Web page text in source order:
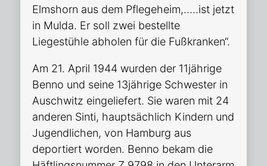
Elmshorn aus dem Pflegeheim,…..ist jetzt
in Mulda. Er soll zwei bestellte
Liegestühle abholen für die Fußkranken“.
Am 21. April 1944 wurden der 11jährige
Benno und seine 13jährige Schwester in
Auschwitz eingeliefert. Sie waren mit 24
anderen Sinti, hauptsächlich Kindern und
Jugendlichen, von Hamburg aus
deportiert worden. Benno bekam die